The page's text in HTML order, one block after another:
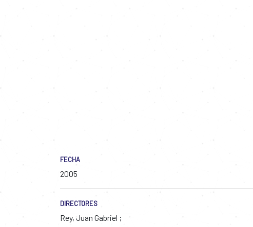
FECHA
2005
DIRECTORES
Rey, Juan Gabriel